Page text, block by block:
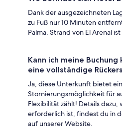
Dank der ausgezeichneten
zu Fuß nur 10 Minuten
Palma. Strand von El Arenal
Kann ich meine
eine vollständige
Ja, diese Unterkunft bietet
Stornierungsmöglichkeit für
Flexibilität zählt! Details dazu,
erforderlich ist, findest du in
auf unserer Website.